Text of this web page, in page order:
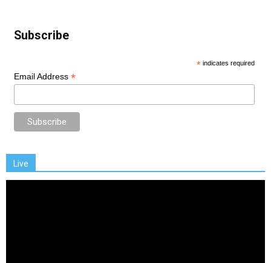
Subscribe
* indicates required
Email Address *
Live